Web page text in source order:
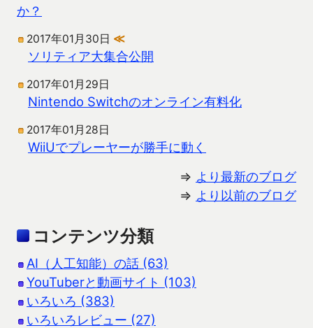
か？
2017年01月30日 ≪
ソリティア大集合公開
2017年01月29日
Nintendo Switchのオンライン有料化
2017年01月28日
WiiUでプレーヤーが勝手に動く
⇒ より最新のブログ
⇒ より以前のブログ
コンテンツ分類
AI（人工知能）の話 (63)
YouTuberと動画サイト (103)
いろいろ (383)
いろいろレビュー (27)